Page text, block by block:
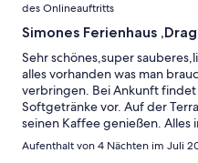
des Onlineauftritts
Simones Ferienhaus
Sehr schönes,super
alles vorhanden was man
verbringen. Bei Ankunft
Softgetränke vor. Auf der
seinen Kaffee genießen. Alles
übrigen heißt der Mähroboter
Aufenthalt von 4 Nächten im Juli